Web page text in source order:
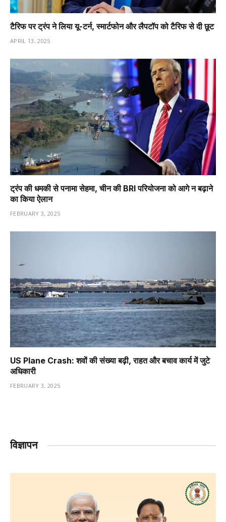
टैरिफ पर ट्रंप ने लिया यू-टर्न, स्मार्टफोन और लैपटॉप को टैरिफ से दी छूट
APRIL 13, 2025
ट्रंप की धमकी से पनामा सेहमा, चीन की BRI परियोजना को आगे न बढ़ाने
का किया ऐलान
FEBRUARY 3, 2025
US Plane Crash: शवों की संख्या बढ़ी, राहत और बचाव कार्य में जुटे
अधिकारी
FEBRUARY 3, 2025
विज्ञापन